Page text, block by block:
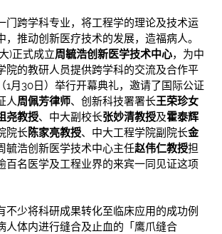
门跨学科专业，将工程学的理论及技术运
，推动创新医疗技术的发展，造福病人。
)正式成立周毓浩创新医学技术中心，为中
院的教研人员提供跨学科的交流及合作平
1月30日）举行开幕典礼，邀请了国际公证
人周佩芳律师、创新科技署署长王荣珍女
尧教授、中大副校长张妙清教授及霍泰辉
院长陈家亮教授、中大工程学院副院长金
毓浩创新医学技术中心主任赵伟仁教授担
百名医学及工程业界的来宾一同见证这项
不少将科研成果转化至临床应用的成功例
人体内进行缝合及止血的「鹰爪缝合